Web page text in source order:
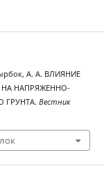
А. А. ВЛИЯНИЕ
НАПРЯЖЕННО-
ГРУНТА. Вестник